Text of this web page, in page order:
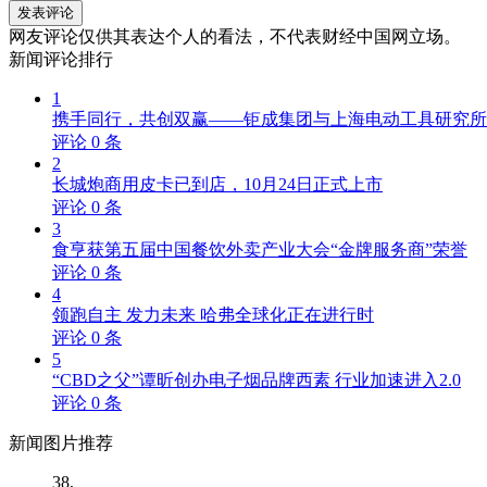
发表评论
网友评论仅供其表达个人的看法，不代表财经中国网立场。
新闻评论排行
1
携手同行，共创双赢——钜成集团与上海电动工具研究
评论 0 条
2
长城炮商用皮卡已到店，10月24日正式上市
评论 0 条
3
食亨获第五届中国餐饮外卖产业大会“金牌服务商”荣誉
评论 0 条
4
领跑自主 发力未来 哈弗全球化正在进行时
评论 0 条
5
“CBD之父”谭昕创办电子烟品牌西素 行业加速进入2.0
评论 0 条
新闻 图片推荐
38,